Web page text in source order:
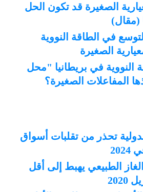
الصغيرة قد تكون الحل
(مقال)
في الطاقة النووية
الصغيرة
النووية في بريطانيا "محل
المفاعلات الصغيرة؟
تحذر من تقلبات أسواق
الطبيعي يهبط إلى أقل